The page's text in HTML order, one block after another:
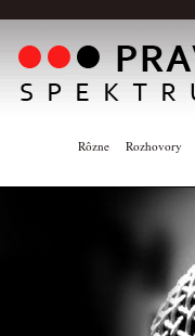
Rôzne Rozhovory